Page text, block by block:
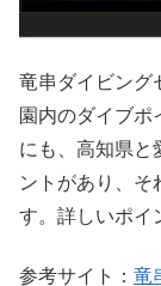
竜串ダイビング
園内のダイブポ
にも、高知県と
ントがあり、そ
す。詳しいポイ
参考サイト： 竜